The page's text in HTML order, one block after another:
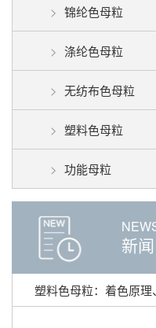
锦纶色母粒
涤纶色母粒
无纺布色母粒
塑料色母粒
功能母粒
新
塑料色母粒：着色原